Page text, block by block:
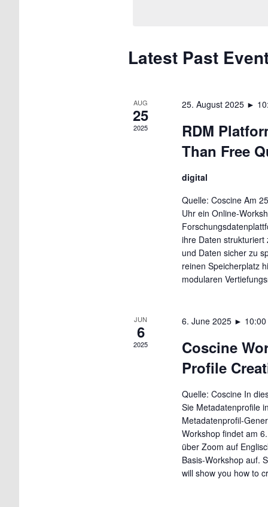
Latest Past
AUG
25
2025
25. August 2025 ►
RDM
Than Free
digital
Quelle: Coscine Am
Uhr ein Online-
ihre Daten strukturiert
und Daten sicher zu
reinen Speicherplatz
modularen
JUN
6
2025
6. June 2025 ► 10:00
Coscine
Profile
Quelle: Coscine In
Sie Metadatenprofile
Metadatenprofil-
Workshop findet am
über Zoom auf
Basis-Workshop auf.
will show you how to